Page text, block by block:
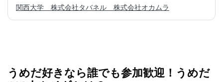
関西大学 株式会社タバネル 株式会社オカムラ
うめだ好きなら誰でも参加歓迎！うめだ